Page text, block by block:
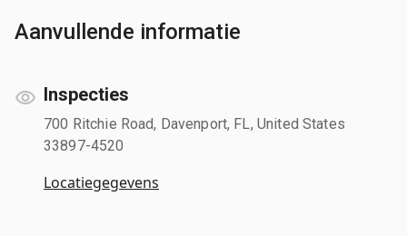
Aanvullende informatie
Inspecties
700 Ritchie Road, Davenport, FL, United States
33897-4520
Locatiegegevens